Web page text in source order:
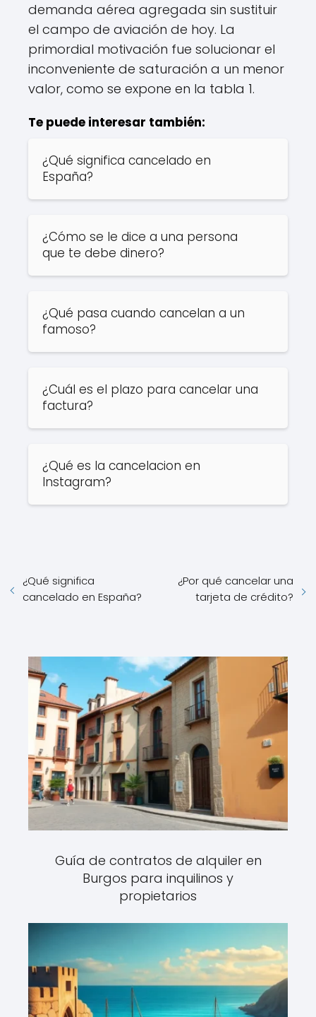
demanda aérea agregada sin sustituir
el campo de aviación de hoy. La
primordial motivación fue solucionar el
inconveniente de saturación a un menor
valor, como se expone en la tabla 1.
Te puede interesar también:
¿Qué significa cancelado en
España?
¿Cómo se le dice a una persona
que te debe dinero?
¿Qué pasa cuando cancelan a un
famoso?
¿Cuál es el plazo para cancelar una
factura?
¿Qué es la cancelacion en
Instagram?
¿Qué significa
cancelado en España?
¿Por qué cancelar una
tarjeta de crédito?
Guía de contratos de alquiler en
Burgos para inquilinos y
propietarios